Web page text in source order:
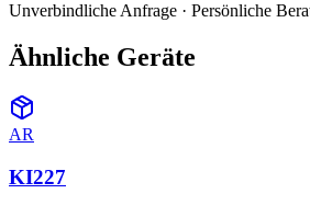
Unverbindliche Anfrage · Persönliche
Ähnliche Geräte
AR
KI227